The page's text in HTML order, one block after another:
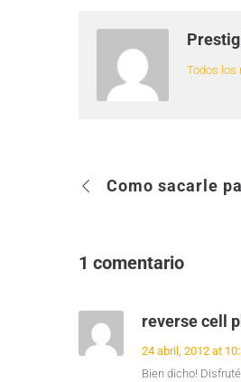
Todos los
1 comentario
reverse cell
24 abril, 2012 at
Bien dicho!